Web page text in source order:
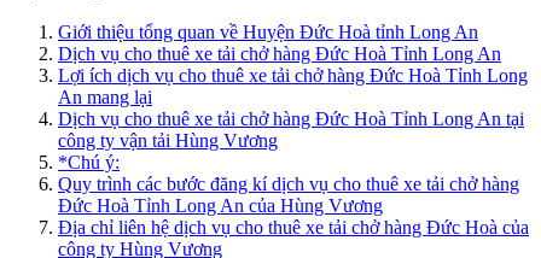
Giới thiệu tổng quan về Huyện Đức Hoà tỉnh Long An
Dịch vụ cho thuê xe tải chở hàng Đức Hoà Tỉnh Long An
Lợi ích dịch vụ cho thuê xe tải chở hàng Đức Hoà Tỉnh Long
An mang lại
Dịch vụ cho thuê xe tải chở hàng Đức Hoà Tỉnh Long An tại
công ty vận tải Hùng Vương
*Chú ý:
Quy trình các bước đăng kí dịch vụ cho thuê xe tải chở hàng
Đức Hoà Tỉnh Long An của Hùng Vương
Địa chỉ liên hệ dịch vụ cho thuê xe tải chở hàng Đức Hoà của
công ty Hùng Vương